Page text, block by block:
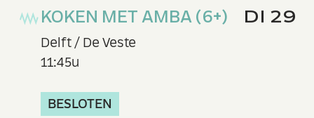
DI 29
KOKEN MET AMBA (6+)
Delft / De Veste
11:45u
BESLOTEN